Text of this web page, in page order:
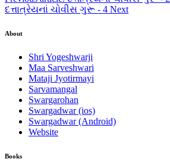
દત્તાત્રેયનાં ચોવીસ ગુરૂ - 4 Next
About
Shri Yogeshwarji
Maa Sarveshwari
Mataji Jyotirmayi
Sarvamangal
Swargarohan
Swargadwar (ios)
Swargadwar (Android)
Website
Books